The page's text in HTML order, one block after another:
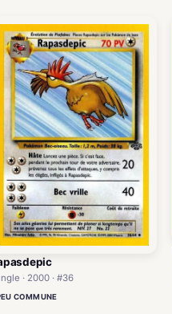
· 2000 · #36
COMMUNE